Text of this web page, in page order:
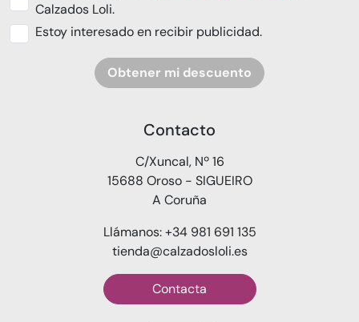
Calzados Loli.
Estoy interesado en recibir publicidad.
Obtener mi descuento
Contacto
C/Xuncal, Nº 16
15688 Oroso - SIGUEIRO
A Coruña
Llámanos: +34 981 691 135
tienda@calzadosloli.es
Contacta